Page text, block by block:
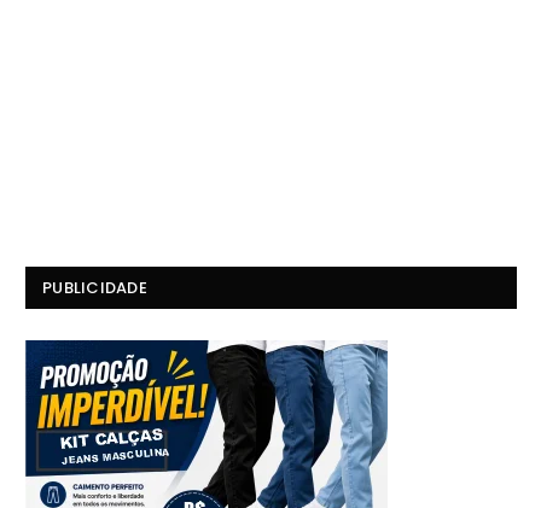
PUBLICIDADE